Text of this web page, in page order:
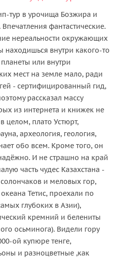
тур в урочища Бозжира и
фантастические.
нереальности окружающих
находишься внутри какого-то
или внутри
мест на земле мало, ради
- сертифицированный гид,
рассказал массу
из интернета и книжек не
целом, плато Устюрт,
археология, геология,
обо всем. Кроме того, он
И не страшно на край
часть чудес Казахстана -
и меловых гор,
Тетис, проехали по
глубоких в Азии),
кремний и белениты
осьминога). Видели гору
ой купюре тенге,
и разноцветные ,как